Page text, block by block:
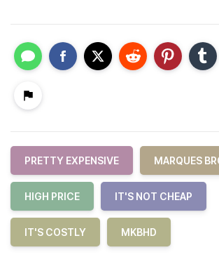
PRETTY EXPENSIVE MARQUES
HIGH PRICE IT'S NOT CHEAP
IT'S COSTLY MKBHD